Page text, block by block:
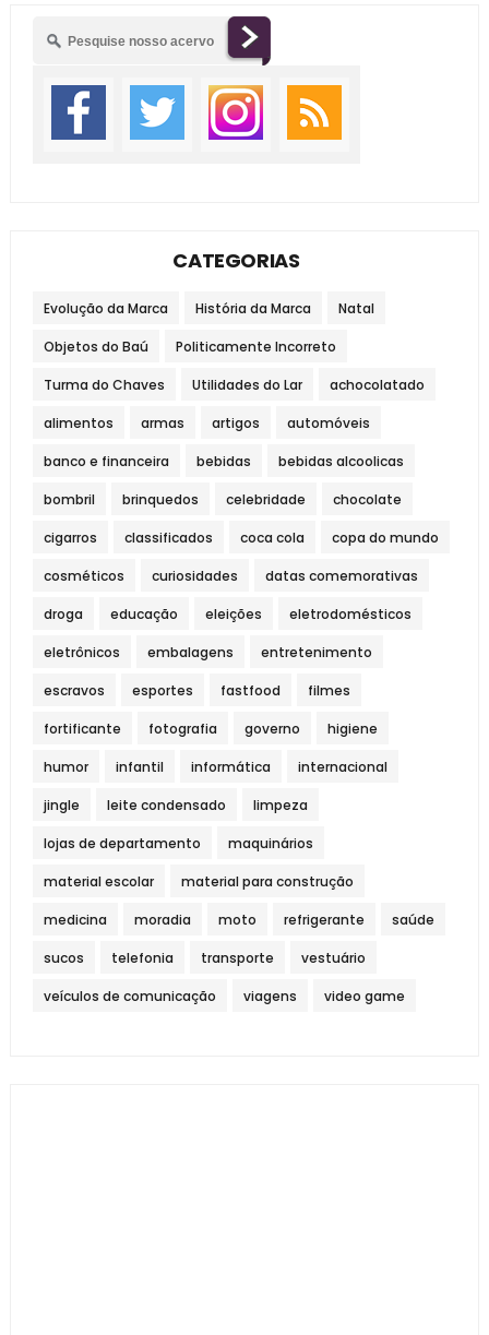
CATEGORIAS
Evolução da Marca História da Marca Natal
Objetos do Baú Politicamente Incorreto
Turma do Chaves Utilidades do Lar achocolatado
alimentos armas artigos automóveis
banco e financeira bebidas bebidas alcoolicas
bombril brinquedos celebridade chocolate
cigarros classificados coca cola copa do mundo
cosméticos curiosidades datas comemorativas
droga educação eleições eletrodomésticos
eletrônicos embalagens entretenimento
escravos esportes fastfood filmes
fortificante fotografia governo higiene
humor infantil informática internacional
jingle leite condensado limpeza
lojas de departamento maquinários
material escolar material para construção
medicina moradia moto refrigerante saúde
sucos telefonia transporte vestuário
veículos de comunicação viagens video game